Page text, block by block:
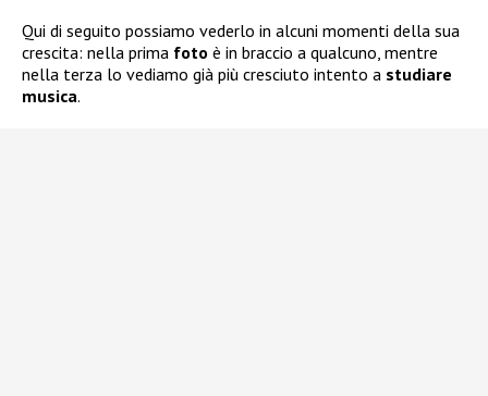
Qui di seguito possiamo vederlo in alcuni momenti della sua
crescita: nella prima foto è in braccio a qualcuno, mentre
nella terza lo vediamo già più cresciuto intento a studiare
musica.